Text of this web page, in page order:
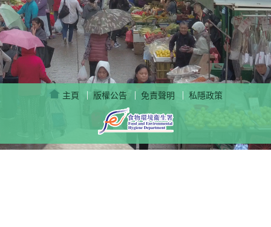
主頁 | 版權公告 | 免責聲明 | 私隱政策